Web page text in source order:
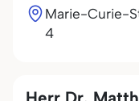
Marie-Curie-
4